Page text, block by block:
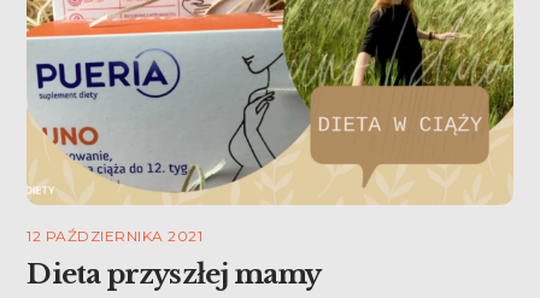
12 PAŹDZIERNIKA 2021
Dieta przyszłej mamy